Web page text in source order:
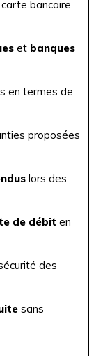
bancaire
et banques
en termes de
proposées
lors des
de débit en
des
sans